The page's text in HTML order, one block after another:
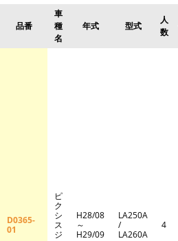
品番
車
種
名
年式 型式
人
数
D0365-
01
ピ
ク
シ
ス
ジ
H28/08
～
H29/09
LA250A
/
LA260A
4